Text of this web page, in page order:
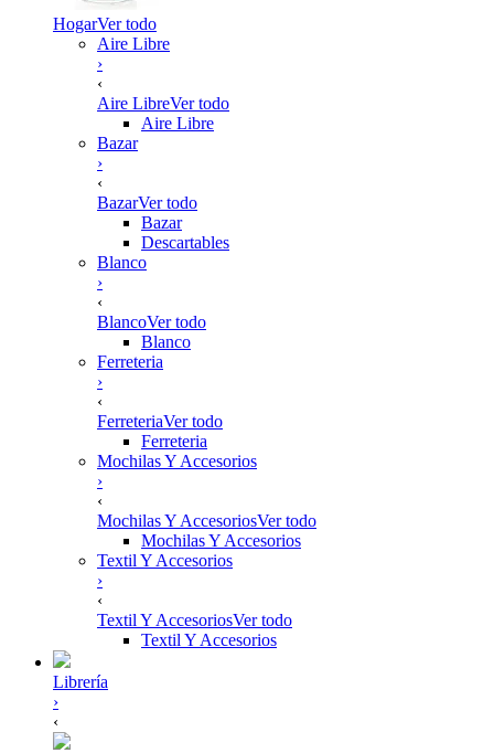
HogarVer todo
Aire Libre
›
‹
Aire LibreVer todo
Aire Libre
Bazar
›
‹
BazarVer todo
Bazar
Descartables
Blanco
›
‹
BlancoVer todo
Blanco
Ferreteria
›
‹
FerreteriaVer todo
Ferreteria
Mochilas Y Accesorios
›
‹
Mochilas Y AccesoriosVer todo
Mochilas Y Accesorios
Textil Y Accesorios
›
‹
Textil Y AccesoriosVer todo
Textil Y Accesorios
Librería
›
‹